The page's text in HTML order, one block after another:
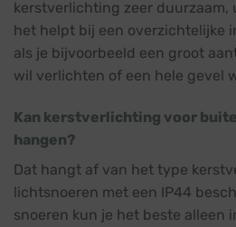
kerstverlichting zeer
het helpt bij een overzichtelijke
als je bijvoorbeeld een groot
wil verlichten of een hele gevel
Kan kerstverlichting voor
hangen?
Dat hangt af van het type
lichtsnoeren met een IP44
snoeren kun je het beste alleen